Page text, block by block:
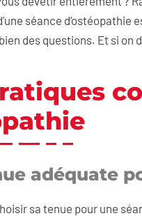
séance d’ostéopathie
des questions. Et si on
adéquate
sa tenue pour une